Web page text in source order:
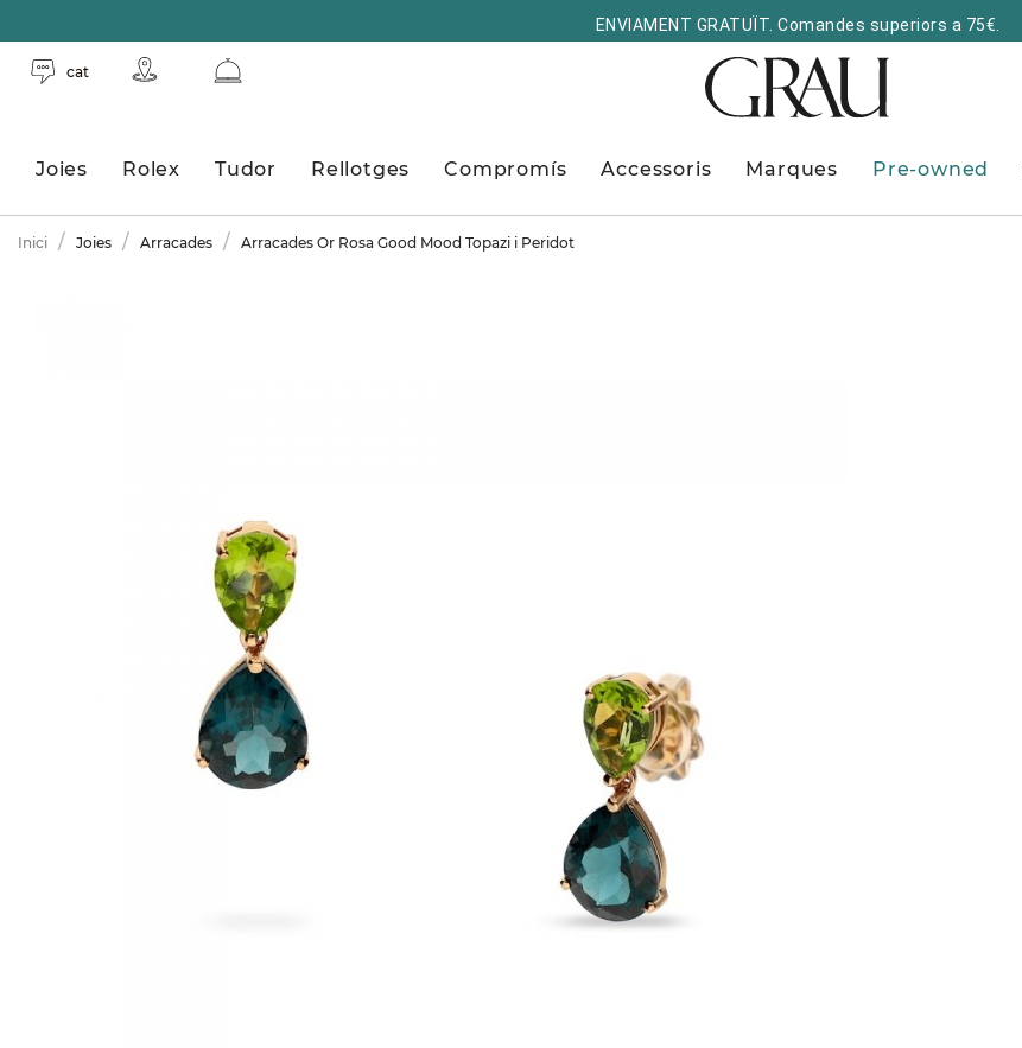
ENVIAMENT GRATUÏT. Comandes superiors a 75€.
cat
Joies Rolex Tudor Rellotges Compromís Accessoris Marques Pre-owned
Inici Joies Arracades Arracades Or Rosa Good Mood Topazi i Peridot